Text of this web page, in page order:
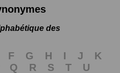
des
F G H I J
K
Q R S T U